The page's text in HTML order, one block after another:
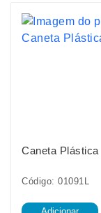
Caneta Plástica
Código: 01091L